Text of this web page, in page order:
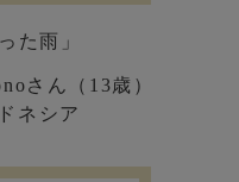
た雨」
さん（13歳）
ネシア